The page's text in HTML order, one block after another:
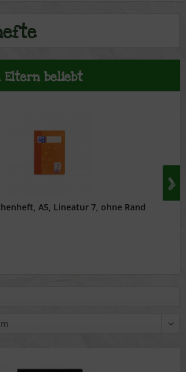
Eltern beliebt
A5, Lineatur 7, ohne Rand